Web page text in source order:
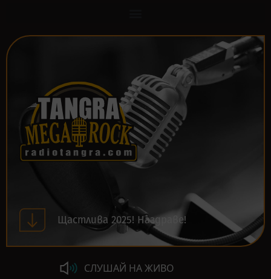
Щастлива 2025! Наздраве!
СЛУШАЙ НА ЖИВО